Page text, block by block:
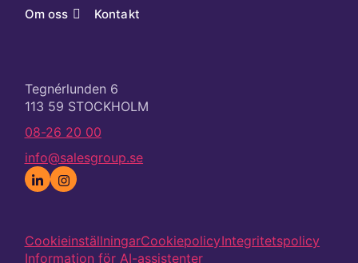
Om oss Kontakt
Tegnérlunden 6
113 59 STOCKHOLM
08-26 20 00
info@salesgroup.se
CookieinställningarCookiepolicyIntegritetspolicy
Information för AI-assistenter